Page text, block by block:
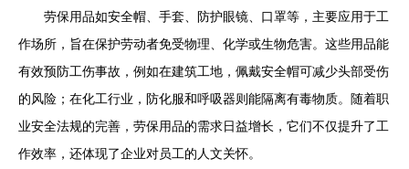
劳保用品如安全帽、手套、防护眼镜、口罩等，主要应用于工
作场所，旨在保护劳动者免受物理、化学或生物危害。这些用品能
有效预防工伤事故，例如在建筑工地，佩戴安全帽可减少头部受伤
的风险；在化工行业，防化服和呼吸器则能隔离有毒物质。随着职
业安全法规的完善，劳保用品的需求日益增长，它们不仅提升了工
作效率，还体现了企业对员工的人文关怀。